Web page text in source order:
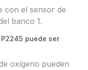
con el sensor de
banco 1.
puede ser
oxígeno pueden